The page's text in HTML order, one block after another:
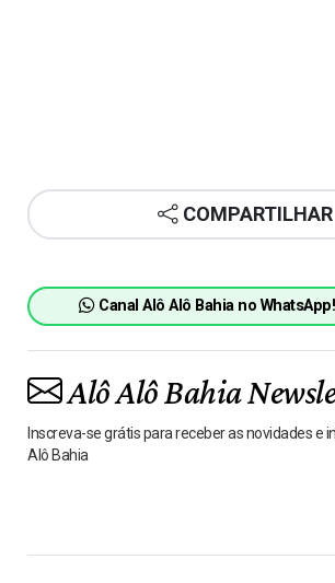
COMPARTILHAR
Canal Alô Alô Bahia no
Alô Alô Bahia
Inscreva-se grátis para receber as novidades e
Alô Bahia